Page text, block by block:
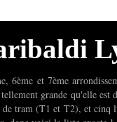
6ème et 7ème
grande qu'elle est
tram (T1 et T2), et cinq